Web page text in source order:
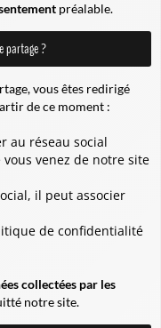
préalable.
partage ?
vous êtes redirigé
de ce moment :
au réseau social
venez de notre site
il peut associer
de confidentialité
collectées par les
notre site.